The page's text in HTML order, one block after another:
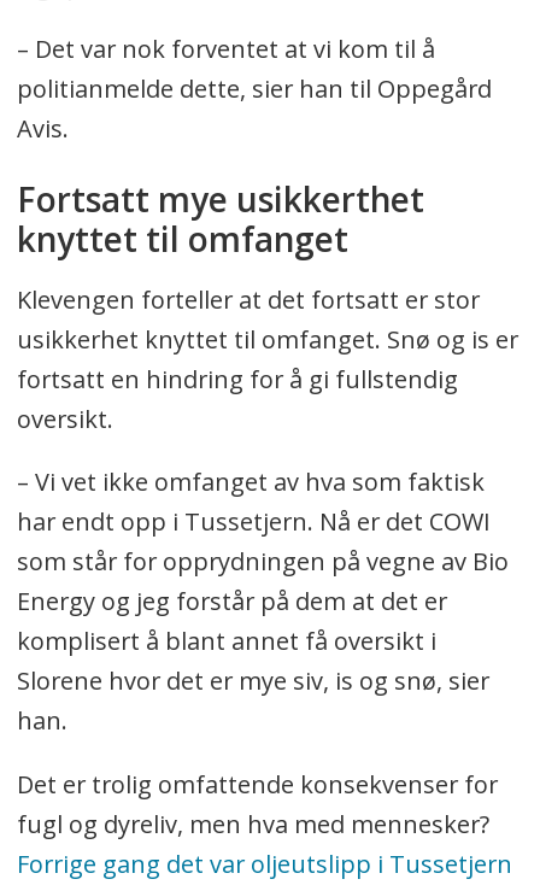
– Det var nok forventet at vi kom til å
politianmelde dette, sier han til Oppegård
Avis.
Fortsatt mye usikkerthet
knyttet til omfanget
Klevengen forteller at det fortsatt er stor
usikkerhet knyttet til omfanget. Snø og is er
fortsatt en hindring for å gi fullstendig
oversikt.
– Vi vet ikke omfanget av hva som faktisk
har endt opp i Tussetjern. Nå er det COWI
som står for opprydningen på vegne av Bio
Energy og jeg forstår på dem at det er
komplisert å blant annet få oversikt i
Slorene hvor det er mye siv, is og snø, sier
han.
Det er trolig omfattende konsekvenser for
fugl og dyreliv, men hva med mennesker?
Forrige gang det var oljeutslipp i Tussetjern